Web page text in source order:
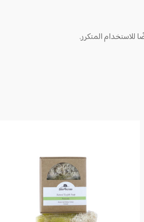
للاستخدام المتكرر.